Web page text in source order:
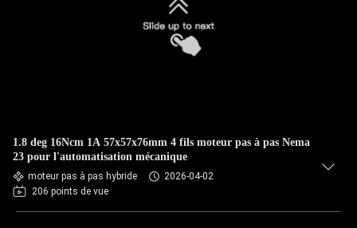
1.8 deg 16Ncm 1A 57x57x76mm 4 fils moteur pas à pas Nema
23 pour l'automatisation mécanique
moteur pas à pas hybride
2026-04-02
206 points de vue